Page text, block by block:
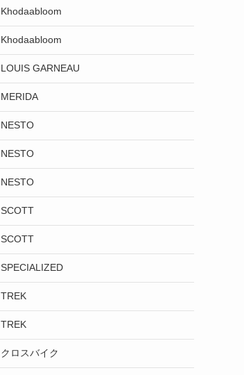
Khodaabloom
Khodaabloom
LOUIS GARNEAU
MERIDA
NESTO
NESTO
NESTO
SCOTT
SCOTT
SPECIALIZED
TREK
TREK
クロスバイク